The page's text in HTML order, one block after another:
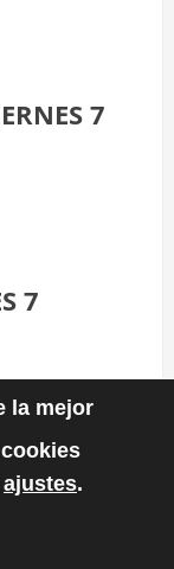
7
7
cookies
la mejor
ajustes.